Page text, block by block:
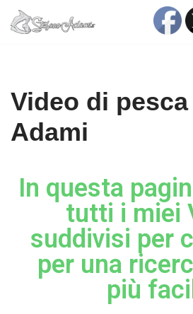
Video di
Adami
In questa
tutti i miei
suddivisi per
per una
più